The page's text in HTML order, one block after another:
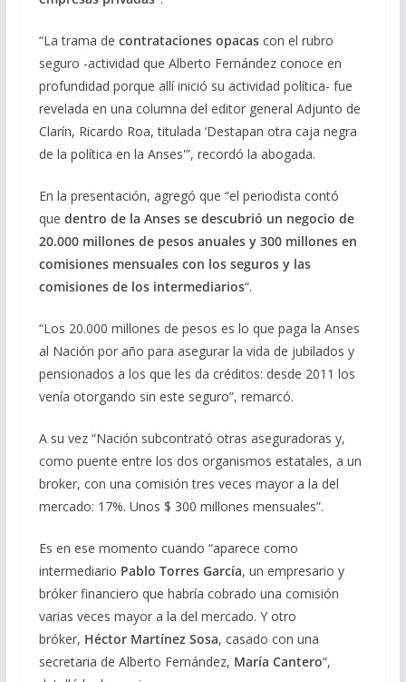
“La trama de contrataciones opacascon el rubro
seguro -actividad que Alberto Fernández conoce en
profundidad porque allí inició su actividad política- fue
revelada en una columna del editor general Adjunto de
Clarín, Ricardo Roa, titulada ‘Destapan otra caja negra
de la política en la Anses'”, recordó la abogada.
En la presentación, agregó que “el periodista contó
que dentro de la Anses se descubrió un negocio de
20.000 millones de pesos anuales y 300 millones en
comisiones mensuales con los seguros y las
comisiones de los intermediarios“.
“Los 20.000 millones de pesos es lo que paga la Anses
al Nación por año para asegurar la vida de jubilados y
pensionados a los que les da créditos: desde 2011 los
venía otorgando sin este seguro”, remarcó.
A su vez “Nación subcontrató otras aseguradoras y,
como puente entre los dos organismos estatales, a un
broker, con una comisión tres veces mayor a la del
mercado: 17%. Unos $ 300 millones mensuales”.
Es en ese momento cuando “aparece como
intermediario Pablo Torres García, un empresario y
bróker financiero que habría cobrado una comisión
varias veces mayor a la del mercado. Y otro
bróker, Héctor Martínez Sosa, casado con una
secretaria de Alberto Fernández, María Cantero“,